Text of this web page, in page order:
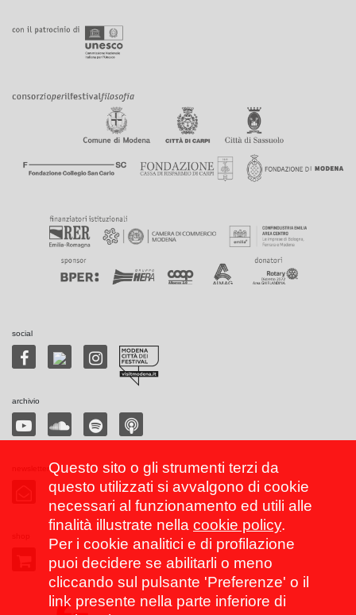
social
archivio
Questo sito o gli strumenti terzi da
questo utilizzati si avvalgono di cookie
necessari al funzionamento ed utili alle
finalità illustrate nella cookie policy.
Per i cookie analitici e di profilazione
puoi decidere se abilitarli o meno
cliccando sul pulsante 'Preferenze' o il
link presente nella parte inferiore di